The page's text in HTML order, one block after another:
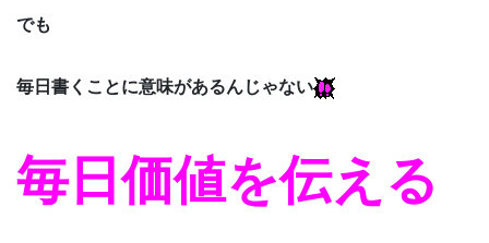
でも
毎日書くことに意味があるんじゃない
毎日価値を伝える